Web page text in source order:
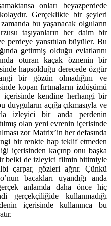
onları beyazperdede
Gerçeklikte bir şeyleri
bu yaşanacak olguların
taşıyanların her daim bir
perdeye yansıtılan büyüler. Bu
getirmiş olduğu evlatlarını
oturan kaçak öznenin bir
hapsolduğu derecede özgür
bir gözün olmadığını ve
kopan fırtınaların izdüşümü
içerisinde kendine herhangi bir
duyguların açığa çıkmasıyla ve
izleyici bir anda perdenin
olan yeni evrenin içerisinde
zor Matrix’in her defasında
bir renkte hap teklif etmeden
içerisinden kaçırıp onu başka
belki de izleyici filmin bitimiyle
çarpar, gözleri ağrır. Çünkü
bacakları uyandığı anda
anlamda daha önce hiç
gerçekçiliğide kullanmadığı
içerisinde kullanınca bu